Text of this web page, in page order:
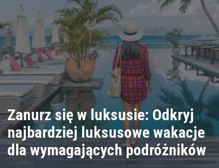
Zanurz się w luksusie: Odkryj
najbardziej luksusowe wakacje
dla wymagających podróżników